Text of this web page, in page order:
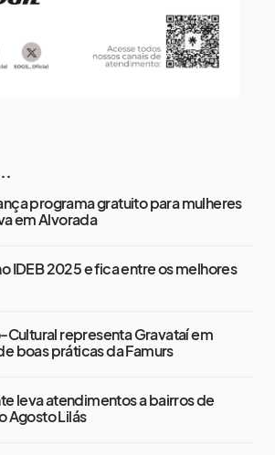
programa gratuito para mulheres
em Alvorada
IDEB 2025 e fica entre os melhores
representa Gravataí em
boas práticas da Famurs
leva atendimentos a bairros de
Agosto Lilás